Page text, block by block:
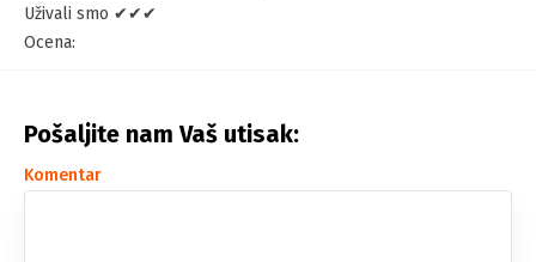
Uživali smo ✔✔✔
Ocena:
Pošaljite nam Vaš utisak:
Komentar